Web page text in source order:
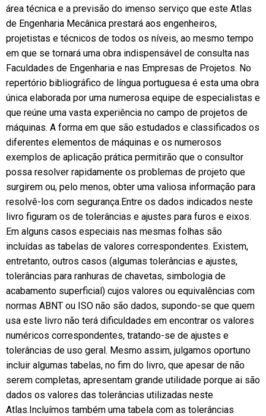
área técnica e a previsão do imenso serviço que este Atlas
de Engenharia Mecânica prestará aos engenheiros,
projetistas e técnicos de todos os níveis, ao mesmo tempo
em que se tornará uma obra indispensável de consulta nas
Faculdades de Engenharia e nas Empresas de Projetos. No
repertório bibliográfico de língua portuguesa é esta uma obra
única elaborada por uma numerosa equipe de especialistas e
que reúne uma vasta experiência no campo de projetos de
máquinas. A forma em que são estudados e classificados os
diferentes elementos de máquinas e os numerosos
exemplos de aplicação prática permitirão que o consultor
possa resolver rapidamente os problemas de projeto que
surgirem ou, pelo menos, obter uma valiosa informação para
resolvê-los com segurança.Entre os dados indicados neste
livro figuram os de tolerâncias e ajustes para furos e eixos.
Em alguns casos especiais nas mesmas folhas são
incluídas as tabelas de valores correspondentes. Existem,
entretanto, outros casos (algumas tolerâncias e ajustes,
tolerâncias para ranhuras de chavetas, simbologia de
acabamento superficial) cujos valores ou equivalências com
normas ABNT ou ISO não são dados, supondo-se que quem
usa este livro não terá dificuldades em encontrar os valores
numéricos correspondentes, tratando-se de ajustes e
tolerâncias de uso geral. Mesmo assim, julgamos oportuno
incluir algumas tabelas, no fim do livro, que apesar de não
serem completas, apresentam grande utilidade porque ai são
dados os valores das tolerâncias utilizadas neste
Atlas.Incluímos também uma tabela com as tolerâncias